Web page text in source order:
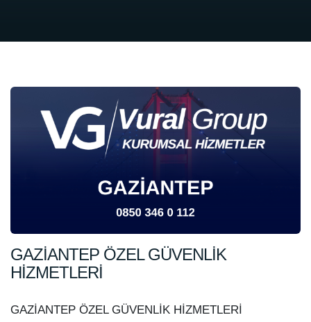
GAZİANTEP ÖZEL GÜVENLİK
HİZMETLERİ
GAZİANTEP ÖZEL GÜVENLİK HİZMETLERİ